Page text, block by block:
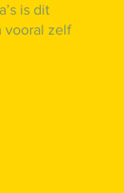
is dit
vooral zelf